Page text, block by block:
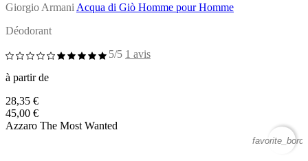
Giorgio Armani Acqua di Giò Homme pour Homme
Déodorant
5/5 1 avis
à partir de
28,35 €
45,00 €
Azzaro The Most Wanted